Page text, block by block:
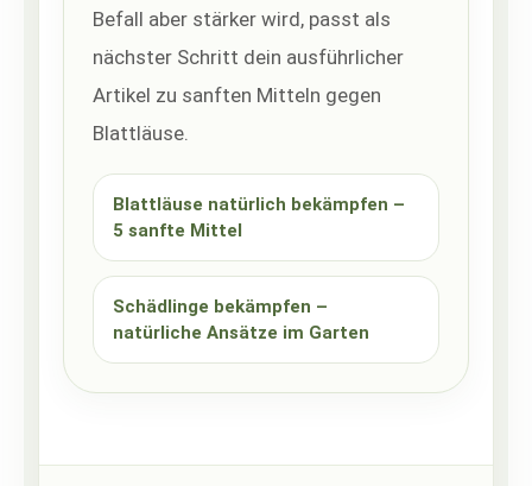
Befall aber stärker wird, passt als
nächster Schritt dein ausführlicher
Artikel zu sanften Mitteln gegen
Blattläuse.
Blattläuse natürlich bekämpfen –
5 sanfte Mittel
Schädlinge bekämpfen –
natürliche Ansätze im Garten